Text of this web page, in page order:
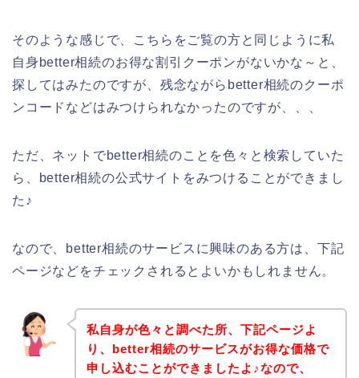
そのような感じで、こちらをご覧の方と同じように私
自身better相続のお得な割引クーポンがないかな～と、
探してはみたのですが、残念ながらbetter相続のクーポ
ンコードなどはみつけられなかったのですが、、、
ただ、ネットでbetter相続のことを色々と検索していた
ら、better相続の公式サイトをみつけることができまし
た♪
なので、better相続のサービスに興味のある方は、下記
ページなどをチェックされるとよいかもしれません。
私自身が色々と調べた所、下記ページよ
り、better相続のサービスがお得な価格で
申し込むことができましたよ♪なので、